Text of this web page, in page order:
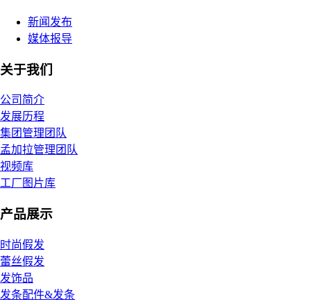
新闻发布
媒体报导
关于我们
公司简介
发展历程
集团管理团队
孟加拉管理团队
视频库
工厂图片库
产品展示
时尚假发
蕾丝假发
发饰品
发条配件&发条